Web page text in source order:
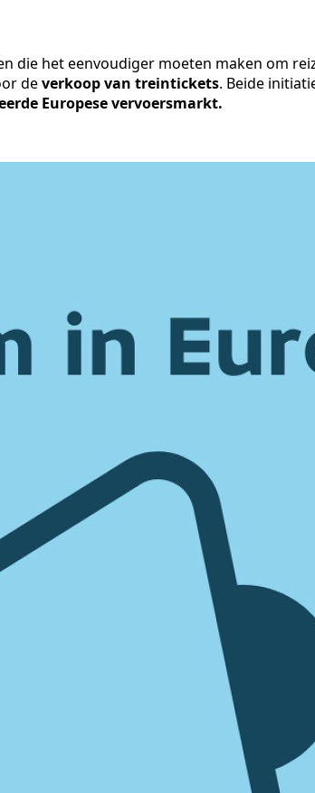
die het eenvoudiger moeten maken om
deverkoop van treintickets. Beide
Europese vervoersmarkt.